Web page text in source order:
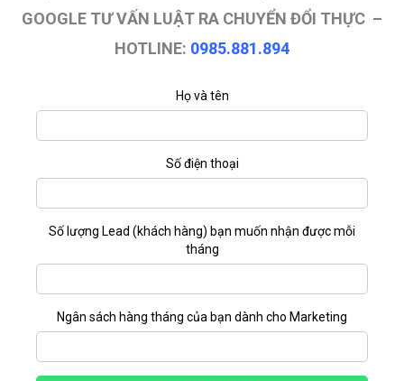
GOOGLE TƯ VẤN LUẬT RA CHUYỂN ĐỔI THỰC –
HOTLINE: 0985.881.894
Họ và tên
Số lượng Lead (khách hàng) bạn muốn nhận được mỗi
tháng
Ngân sách hàng tháng của bạn dành cho Marketing
Số điện thoại